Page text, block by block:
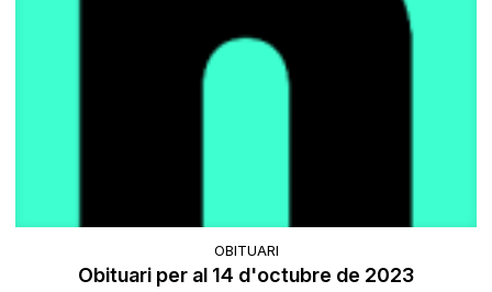
OBITUARI
Obituari per al 14 d'octubre de 2023